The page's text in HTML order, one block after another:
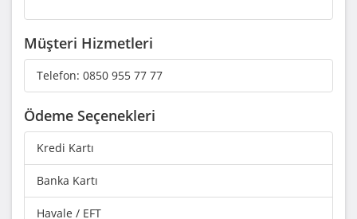
Müşteri Hizmetleri
Telefon: 0850 955 77 77
Ödeme Seçenekleri
Kredi Kartı
Banka Kartı
Havale / EFT